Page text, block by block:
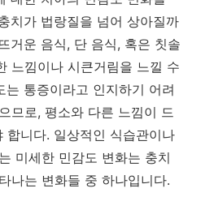
치가 법랑질을 넘어 상아질까
거운 음식, 단 음식, 혹은 칫솔
느낌이나 시큰거림을 느낄 수
는 통증이라고 인지하기 어려
므로, 평소와 다른 느낌이 드
합니다. 일상적인 식습관이나
미세한 민감도 변화는 충치
나는 변화들 중 하나입니다.